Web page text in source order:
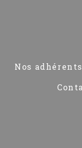
Nos adhérents